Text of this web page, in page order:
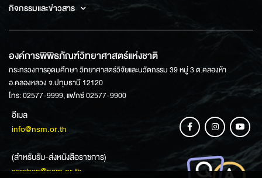
กิจกรรมและข่าวสาร
องค์การพิพิธภัณฑ์วิทยาศาสตร์แห่งชาติ
กระทรวงการอุดมศึกษา วิทยาศาสตร์วิจัยและนวัตกรรม 39 หมู่ 3 ต.คลองห้า
อ.คลองหลวง จ.ปทุมธานี 12120
โทร: 02577-9999, แฟกซ์ 02577-9900
อีเมล
info@nsm.or.th
(สำหรับรับ-ส่งหนังสือราชการ)
saraban@nsm.or.th